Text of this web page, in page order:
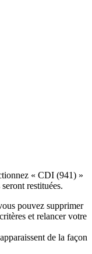
« CDI (941) »
restituées.
pouvez supprimer
et relancer votre
de la façon